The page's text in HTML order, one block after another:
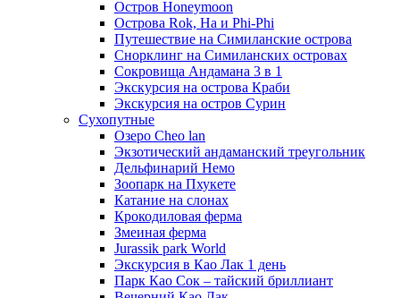
Остров Honeymoon
Острова Rok, Ha и Phi-Phi
Путешествие на Симиланские острова
Снорклинг на Симиланских островах
Сокровища Андамана 3 в 1
Экскурсия на острова Краби
Экскурсия на остров Сурин
Сухопутные
Озеро Cheo lan
Экзотический андаманский треугольник
Дельфинарий Немо
Зоопарк на Пхукете
Катание на слонах
Крокодиловая ферма
Змеиная ферма
Jurassik park World
Экскурсия в Као Лак 1 день
Парк Као Сок – тайский бриллиант